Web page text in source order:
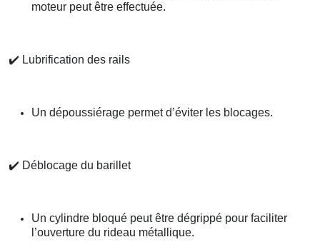
moteur peut être effectuée.
✔️ Lubrification des rails
Un dépoussiérage permet d’éviter les blocages.
✔️ Déblocage du barillet
Un cylindre bloqué peut être dégrippé pour faciliter
l’ouverture du rideau métallique.